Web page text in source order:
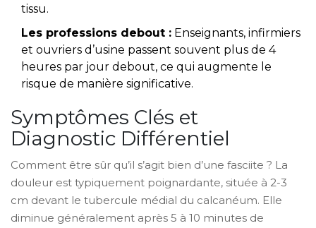
tissu.
Les professions debout : Enseignants, infirmiers
et ouvriers d’usine passent souvent plus de 4
heures par jour debout, ce qui augmente le
risque de manière significative.
Symptômes Clés et
Diagnostic Différentiel
Comment être sûr qu’il s’agit bien d’une fasciite ? La
douleur est typiquement poignardante, située à 2-3
cm devant le tubercule médial du calcanéum. Elle
diminue généralement après 5 à 10 minutes de